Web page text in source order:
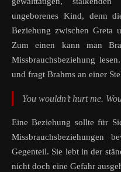
ungeborenes Kind, denn
Beziehung zwischen Greta
Zum einen kann man
Missbrauchsbeziehung
und fragt Brahms an einer
You wouldn’t hurt me.
Eine Beziehung sollte für
Missbrauchsbeziehungen
Gegenteil. Sie lebt in der
nicht doch eine Gefahr